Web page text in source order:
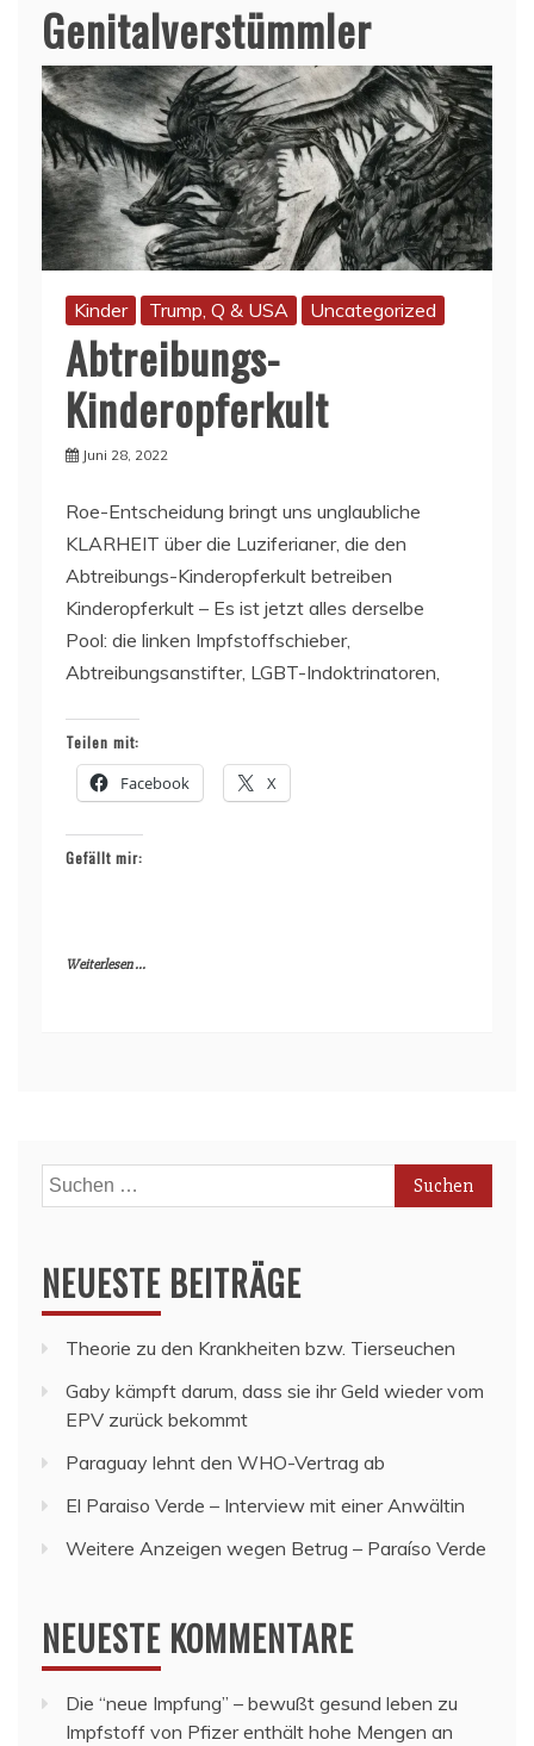
Genitalverstümmler
Kinder Trump, Q & USA Uncategorized
Abtreibungs-
Kinderopferkult
Juni 28, 2022
Roe-Entscheidung bringt uns unglaubliche
KLARHEIT über die Luziferianer, die den
Abtreibungs-Kinderopferkult betreiben
Kinderopferkult – Es ist jetzt alles derselbe
Pool: die linken Impfstoffschieber,
Abtreibungsanstifter, LGBT-Indoktrinatoren,
Teilen mit:
Facebook X
Gefällt mir:
Weiterlesen ...
Suchen
nach:
NEUESTE BEITRÄGE
Theorie zu den Krankheiten bzw. Tierseuchen
Gaby kämpft darum, dass sie ihr Geld wieder vom
EPV zurück bekommt
Paraguay lehnt den WHO-Vertrag ab
El Paraiso Verde – Interview mit einer Anwältin
Weitere Anzeigen wegen Betrug – Paraíso Verde
NEUESTE KOMMENTARE
Die “neue Impfung” – bewußt gesund leben zu
Impfstoff von Pfizer enthält hohe Mengen an